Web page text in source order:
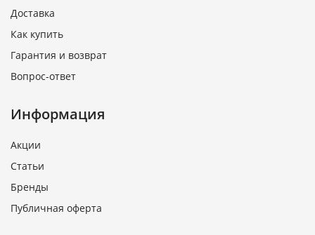
Доставка
Как купить
Гарантия и возврат
Вопрос-ответ
Информация
Акции
Статьи
Бренды
Публичная оферта